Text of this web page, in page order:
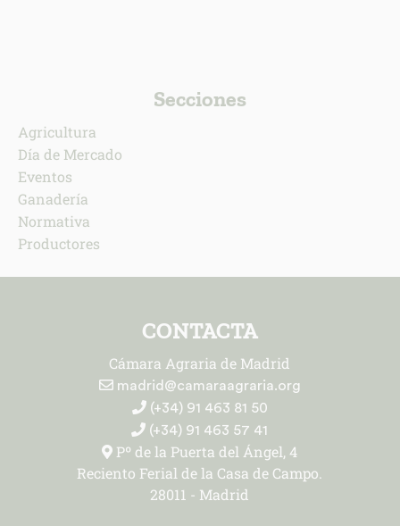
Secciones
Agricultura
Día de Mercado
Eventos
Ganadería
Normativa
Productores
CONTACTA
Cámara Agraria de Madrid
madrid@camaraagraria.org
(+34) 91 463 81 50
(+34) 91 463 57 41
Pº de la Puerta del Ángel, 4
Reciento Ferial de la Casa de Campo.
28011 - Madrid